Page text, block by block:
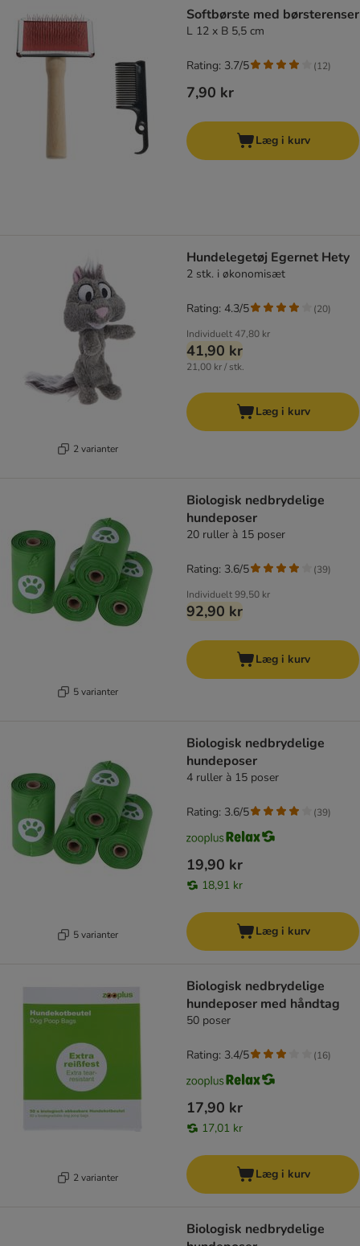
Softbørste med børsterenser
L 12 x B 5,5 cm
7,90 kr
Rating: 3.7/5 (12)
Læg i kurv
2 varianter
Hundelegetøj Egernet Hety
2 stk. i økonomisæt
Individuelt47,80 kr
41,90 kr
21,00 kr / stk.
Rating: 4.3/5 (20)
Læg i kurv
5 varianter
Biologisk nedbrydelige
hundeposer
20 ruller à 15 poser
Individuelt99,50 kr
92,90 kr
Rating: 3.6/5 (39)
Læg i kurv
5 varianter
Biologisk nedbrydelige
hundeposer
4 ruller à 15 poser
19,90 kr
18,91 kr
Rating: 3.6/5 (39)
Læg i kurv
2 varianter
Biologisk nedbrydelige
hundeposer med håndtag
50 poser
17,90 kr
17,01 kr
Rating: 3.4/5 (16)
Læg i kurv
Biologisk nedbrydelige